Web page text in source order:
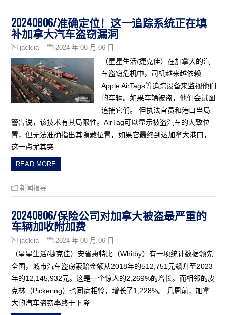
20240806/准确定位！这一追踪系统正在填
补加拿大汽车盗窃漏洞
jackjia 2024 年 08 月 06 日
（星星生活/捷克佳）在加拿大的汽
车盗窃危机中，司机越来越依赖
Apple AirTags等追踪设备来监视他们
的车辆。如果车辆被盗，他们会试图
追捕它们。 但执法官员和港口当局
警告说，该技术有其局限性。AirTag可以显示被盗汽车的大致位
置，但无法准确指出其隐藏位置，如果它最终到达加拿大港口，
这一点尤其突…
READ MORE
新闻报导
20240806/保险公司对加拿大被盗最严重的
车辆加收附加费
jackjia 2024 年 08 月 06 日
（星星生活/捷克佳）安省惠特比（Whitby）有一项统计数据领先
全国，城市汽车盗窃索赔金额从2018年的512,751元飙升至2023
年的12,145,932元。这是一个惊人的2,269%的增长。而相邻的皮
克林（Pickering）也同病相怜，增长了1,228%。 几周前，加拿
大的汽车盗窃率终于下降…